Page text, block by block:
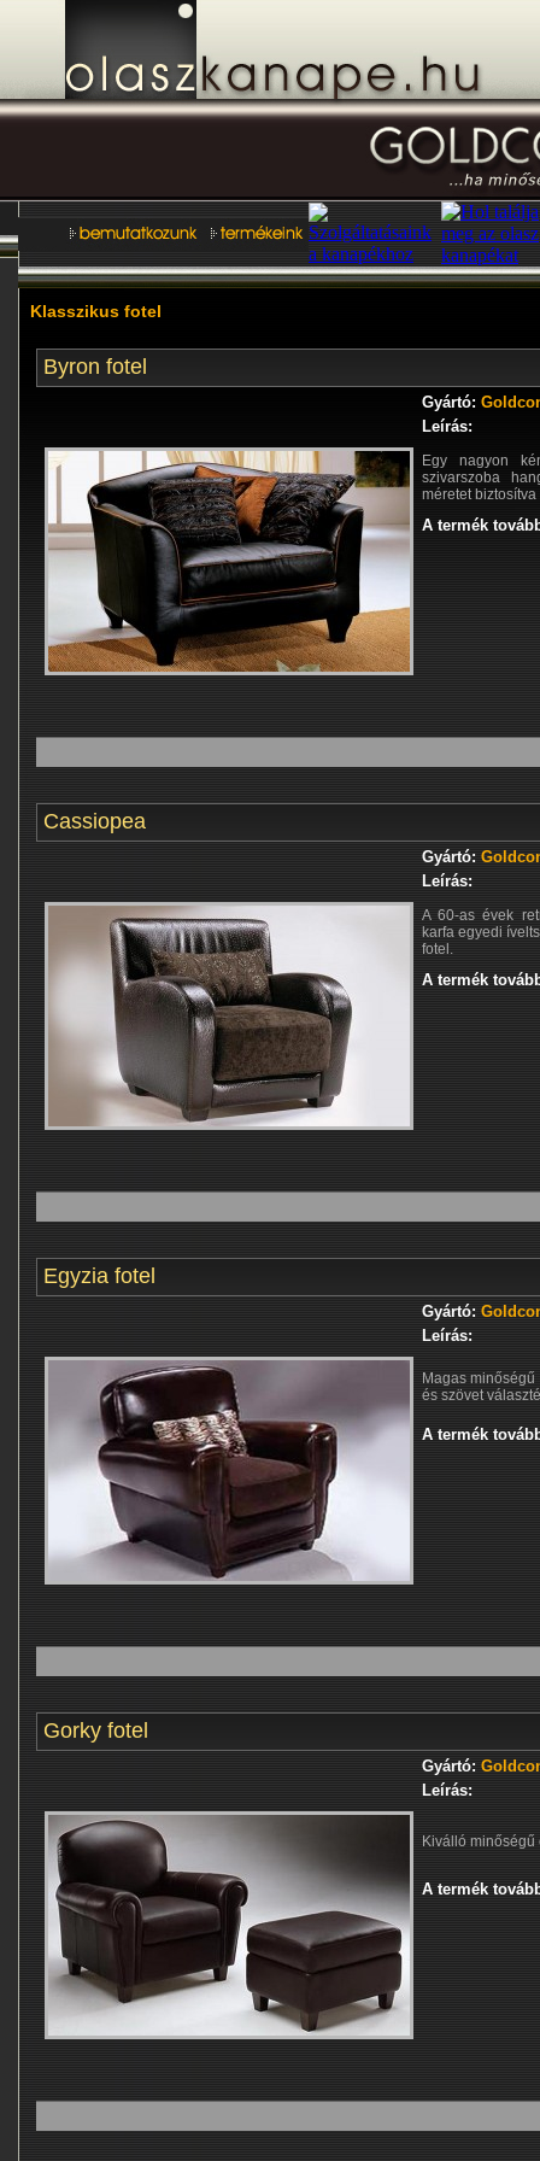
Klasszikus fotel
Byron fotel
Gyártó:
Leírás:
Egy nagyon
szivarszoba
méretet biztosítva
A termék
Cassiopea
Gyártó:
Leírás:
A 60-as évek
karfa egyedi
fotel.
A termék
Egyzia fotel
Gyártó:
Leírás:
Magas
és szövet
A termék
Gorky fotel
Gyártó:
Leírás:
Kiválló minőségű
A termék